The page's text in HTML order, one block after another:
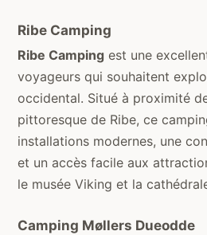
Ribe Camping
Ribe Camping est une
voyageurs qui souhaitent
occidental. Situé à proximité
pittoresque de Ribe, ce
installations modernes, une
et un accès facile aux
le musée Viking et la
Camping Møllers Dueodde